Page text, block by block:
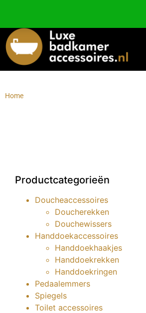
Home
Productcategorieën
Doucheaccessoires
Doucherekken
Douchewissers
Handdoekaccessoires
Handdoekhaakjes
Handdoekrekken
Handdoekringen
Pedaalemmers
Spiegels
Toilet accessoires